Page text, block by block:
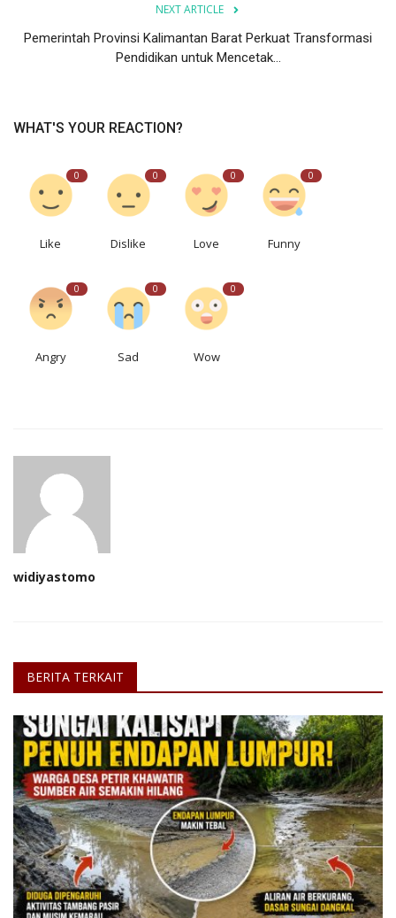
NEXT ARTICLE
Pemerintah Provinsi Kalimantan Barat Perkuat Transformasi
Pendidikan untuk Mencetak...
WHAT'S YOUR REACTION?
0
Like
0
Dislike
0
Love
0
Funny
0
Angry
0
Sad
0
Wow
widiyastomo
BERITA TERKAIT